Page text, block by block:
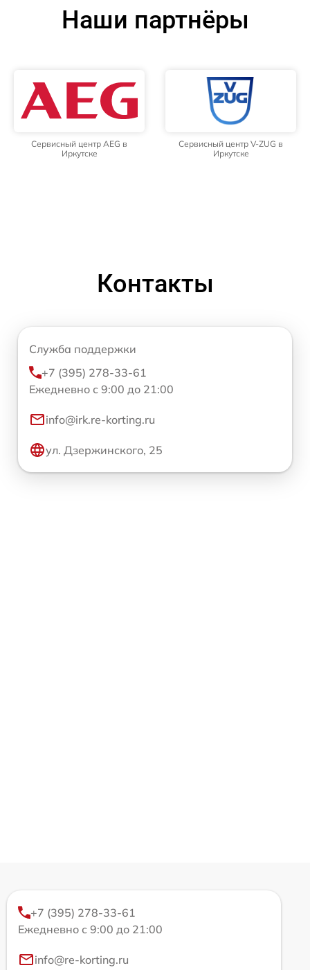
Наши партнёры
Сервисный центр AEG в
Иркутске
Сервисный центр V-ZUG в
Иркутске
Контакты
Служба поддержки
+7 (395) 278-33-61
Ежедневно с 9:00 до 21:00
info@irk.re-korting.ru
ул. Дзержинского, 25
+7 (395) 278-33-61
Ежедневно с 9:00 до 21:00
info@re-korting.ru